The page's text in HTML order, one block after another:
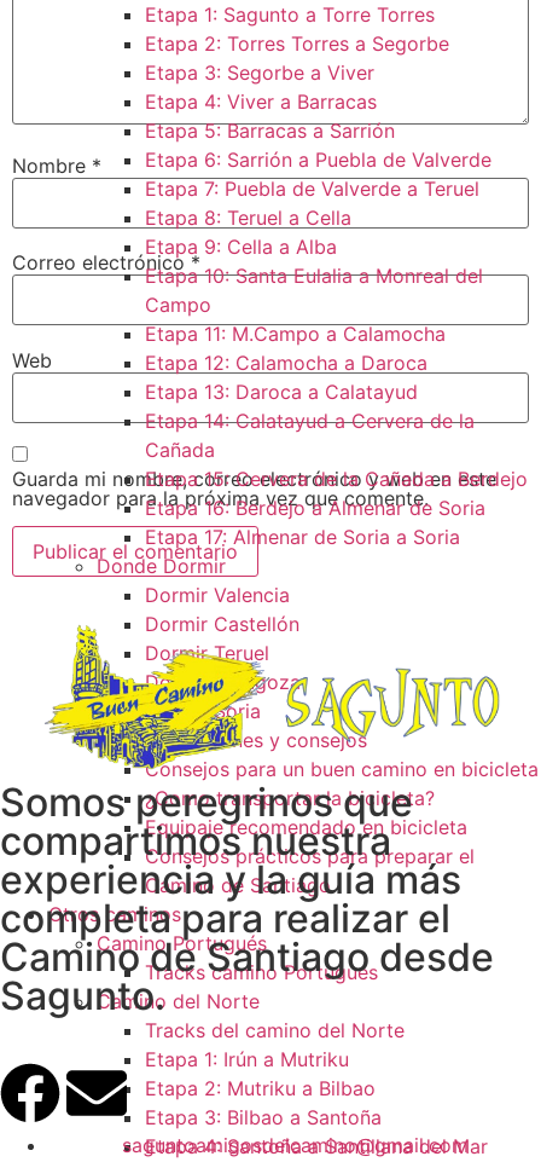
Etapa 1: Sagunto a Torre Torres
Etapa 2: Torres Torres a Segorbe
Etapa 3: Segorbe a Viver
Etapa 4: Viver a Barracas
Etapa 5: Barracas a Sarrión
Etapa 6: Sarrión a Puebla de Valverde
Etapa 7: Puebla de Valverde a Teruel
Etapa 8: Teruel a Cella
Etapa 9: Cella a Alba
Etapa 10: Santa Eulalia a Monreal del
Campo​
Etapa 11: M.Campo a Calamocha​
Etapa 12: Calamocha a Daroca ​
Etapa 13: Daroca a Calatayud
Etapa 14: Calatayud a Cervera de la
Cañada​
Etapa 15: Cervera de la Cañada a Berdejo
Etapa 16: Berdejo a Almenar de Soria
Etapa 17: Almenar de Soria a Soria ​
Donde Dormir
Dormir Valencia
Dormir Castellón
Dormir Teruel
Dormir Zaragoza
Dormir Soria
Recomendaciones y consejos
Consejos para un buen camino en bicicleta
¿Como transportar la bicicleta?
Equipaje recomendado en bicicleta
Consejos prácticos para preparar el
Camino de Santiago
Otros caminos
Camino Portugués
Tracks camino Portugués
Camino del Norte
Tracks del camino del Norte
Etapa 1: Irún a Mutriku
Etapa 2: Mutriku a Bilbao
Etapa 3: Bilbao a Santoña
Etapa 4: Santoña a Santillana del Mar
Nombre *
Correo electrónico *
Web
Guarda mi nombre, correo electrónico y web en este
navegador para la próxima vez que comente.
Somos peregrinos que
compartimos nuestra
experiencia y la guía más
completa para realizar el
Camino de Santiago desde
Sagunto.
saguntoamigosdelcamino@gmail.com